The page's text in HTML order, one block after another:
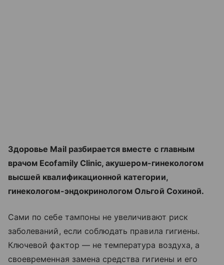
Здоровье Mail разбирается вместе с главным
врачом Ecofamily Clinic, акушером-гинекологом
высшей квалификационной категории,
гинекологом-эндокринологом Ольгой Сохиной.
Сами по себе тампоны не увеличивают риск
заболеваний, если соблюдать правила гигиены.
Ключевой фактор — не температура воздуха, а
своевременная замена средства гигиены и его